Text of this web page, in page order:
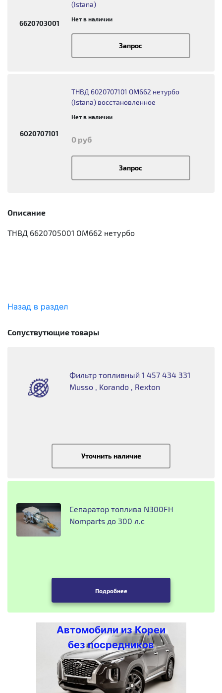
6620703001
(Istana)
Нет в наличии
Запрос
6020707101
ТНВД 6020707101 OM662 нетурбо
(Istana) восстановленное
Нет в наличии
0 руб
Запрос
Описание
ТНВД 6620705001 OM662 нетурбо
Назад в раздел
Сопуствутющие товары
Фильтр топливный 1 457 434 331
Musso , Korando , Rexton
Уточнить наличие
Сепаратор топлива N300FH
Nomparts до 300 л.с
Подробнее
Автомобили из Кореи
без посредников